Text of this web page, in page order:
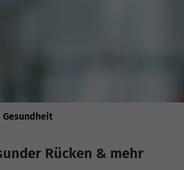
Gesundheit
Rücken & mehr